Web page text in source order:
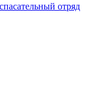
отряд